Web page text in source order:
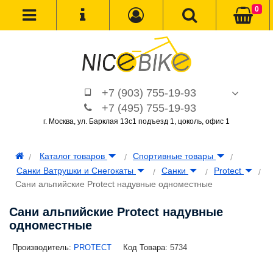
+7 (903) 755-19-93
+7 (495) 755-19-93
г. Москва, ул. Барклая 13с1 подъезд 1, цоколь, офис 1
0
Каталог товаров
Спортивные товары
Санки Ватрушки и Снегокаты
Санки
Protect
Сани альпийские Protect надувные одноместные
Сани альпийские Protect надувные
одноместные
Производитель: PROTECT Код Товара: 5734